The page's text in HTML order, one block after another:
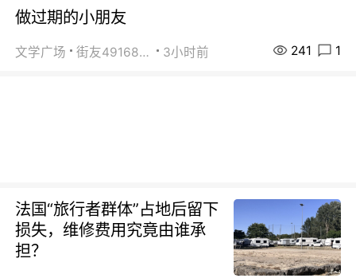
做过期的小朋友
文学广场 街友49168527 3小时前 241 1
法国“旅行者群体”占地后留下
损失，维修费用究竟由谁承
担？